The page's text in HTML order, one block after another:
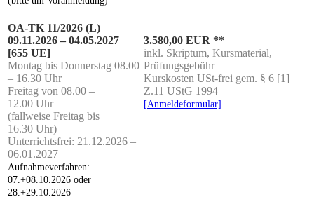
OA-TK 11/2026 (L)
09.11.2026 – 04.05.2027
[655 UE]
Mon­tag bis Don­ners­tag 08.00
– 16.30 Uhr
Frei­tag von 08.00 –
12.00 Uhr
(fall­wei­se Frei­tag bis
16.30 Uhr)
Unter­richts­frei: 21.12.2026 –
06.01.2027
Auf­nah­me­ver­fah­ren:
07.+08.10.2026 oder
28.+29.10.2026
3.580,00 EUR **
inkl. Skrip­tum, Kurs­ma­te­ri­al,
Prüfungsgebühr
Kurs­kos­ten USt-frei gem. § 6 [1]
Z.11 UStG 1994
[Anmel­de­for­mu­lar]